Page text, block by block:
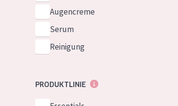
Augencreme
Serum
Reinigung
PRODUKTLINIE